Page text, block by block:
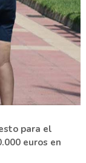
para el
euros en